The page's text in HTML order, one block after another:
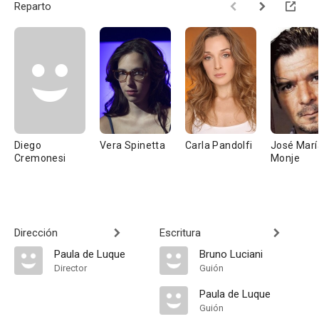
Reparto
Diego
Cremonesi
Vera Spinetta Carla Pandolfi
José
Monje
Dirección
Paula de Luque
Director
Escritura
Bruno Luciani
Guión
Paula de Luque
Guión